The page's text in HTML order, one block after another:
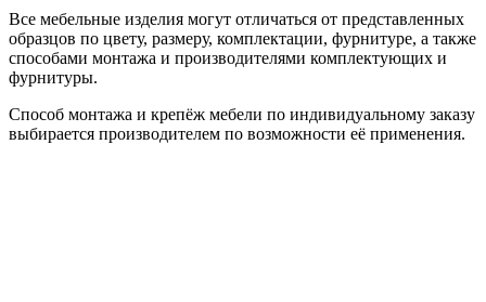
Все мебельные изделия могут отличаться от представленных
образцов по цвету, размеру, комплектации, фурнитуре, а также
способами монтажа и производителями комплектующих и
фурнитуры.
Способ монтажа и крепёж мебели по индивидуальному заказу
выбирается производителем по возможности её применения.